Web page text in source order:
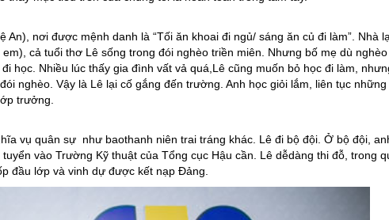
nơi được mệnh danh là “Tối ăn khoai đi ngủ/ sáng ăn củ đi làm”. Nhà
cả tuổi thơ Lê sống trong đói nghèo triền miên. Nhưng bố mẹ dù nghèo
học. Nhiều lúc thấy gia đình vất vả quá,Lê cũng muốn bỏ học đi làm,
nghèo. Vậy là Lê lại cố gắng đến trường. Anh học giỏi lắm, liên tục những
trưởng.
vụ quân sự như baothanh niên trai tráng khác. Lê đi bộ đội. Ở bộ đội,
vào Trường Kỹ thuật của Tổng cục Hậu cần. Lê dễdàng thi đỗ, trong
đầu lớp và vinh dự được kết nạp Đảng.